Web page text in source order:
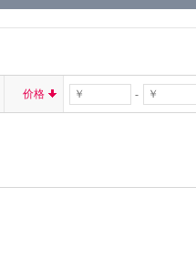
价格 -